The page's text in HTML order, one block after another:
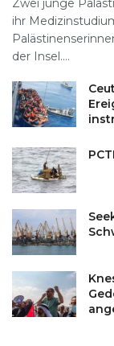
Zwei junge
ihr
der Insel....